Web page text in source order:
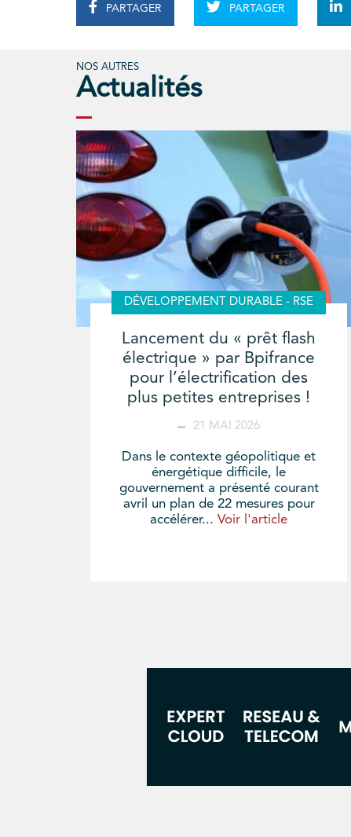
PARTAGER PARTAGER
NOS AUTRES
Actualités
DÉVELOPPEMENT DURABLE - RSE
Lancement du « prêt flash
électrique » par Bpifrance
pour l’électrification des
plus petites entreprises !
21 MAI 2026
Dans le contexte géopolitique et
énergétique difficile, le
gouvernement a présenté courant
avril un plan de 22 mesures pour
accélérer...Voir l'article